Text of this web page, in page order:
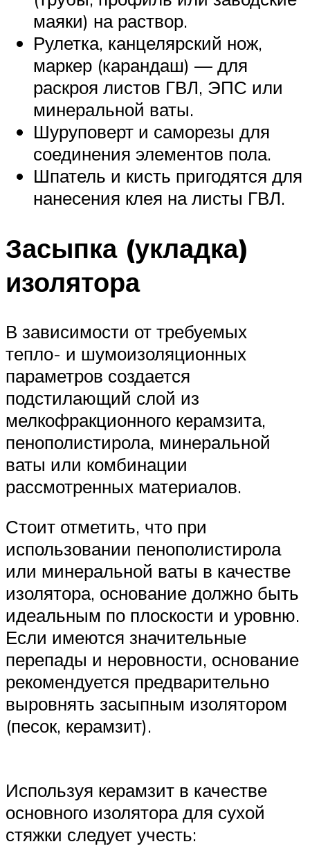
маяки) на раствор.
Рулетка, канцелярский нож,
маркер (карандаш) — для
раскроя листов ГВЛ, ЭПС или
минеральной ваты.
Шуруповерт и саморезы для
соединения элементов пола.
Шпатель и кисть пригодятся для
нанесения клея на листы ГВЛ.
Засыпка (укладка)
изолятора
В зависимости от требуемых
тепло- и шумоизоляционных
параметров создается
подстилающий слой из
мелкофракционного керамзита,
пенополистирола, минеральной
ваты или комбинации
рассмотренных материалов.
Стоит отметить, что при
использовании пенополистирола
или минеральной ваты в качестве
изолятора, основание должно быть
идеальным по плоскости и уровню.
Если имеются значительные
перепады и неровности, основание
рекомендуется предварительно
выровнять засыпным изолятором
(песок, керамзит).
Используя керамзит в качестве
основного изолятора для сухой
стяжки следует учесть: